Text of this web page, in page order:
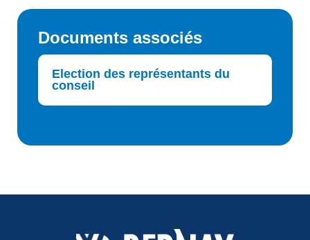
Documents associés
Election des représentants du
conseil